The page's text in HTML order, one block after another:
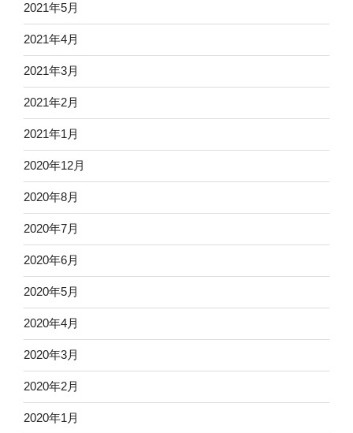
2021年5月
2021年4月
2021年3月
2021年2月
2021年1月
2020年12月
2020年8月
2020年7月
2020年6月
2020年5月
2020年4月
2020年3月
2020年2月
2020年1月